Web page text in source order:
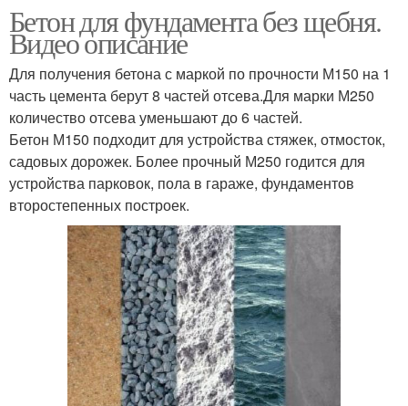
Бетон для фундамента без щебня.
Видео описание
Для получения бетона с маркой по прочности М150 на 1
часть цемента берут 8 частей отсева.Для марки М250
количество отсева уменьшают до 6 частей.
Бетон М150 подходит для устройства стяжек, отмосток,
садовых дорожек. Более прочный М250 годится для
устройства парковок, пола в гараже, фундаментов
второстепенных построек.